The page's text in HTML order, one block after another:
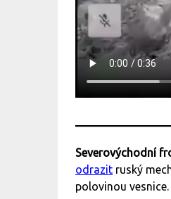
Severovýchodní
odrazit ruský
polovinou vesnice.